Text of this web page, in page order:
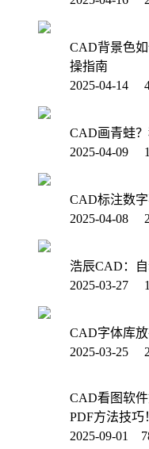
CAD背景色
操指南
2025-04-14
CAD画青蛙
2025-04-09
CAD标注数
2025-04-08
浩辰CAD：
2025-03-27
CAD字体库
2025-03-25
CAD看图软
PDF方法技巧
2025-09-01